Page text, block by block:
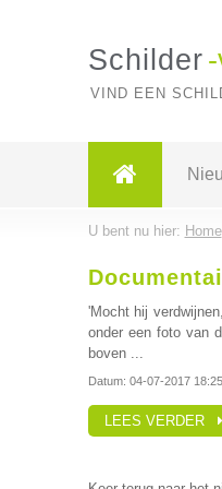
Schilder
VIND EEN
U bent nu hier: Home
'Mocht hij
onder een foto van
boven ...
Datum: 04-07-2017 18:25
LEES VERDER